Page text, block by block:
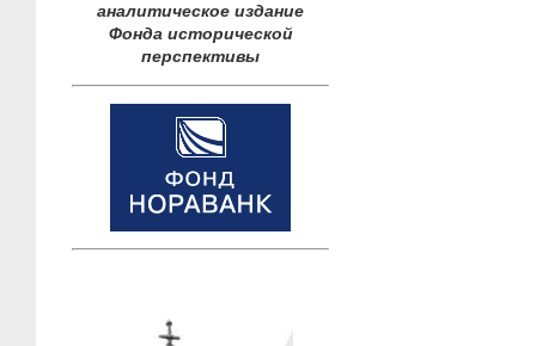
аналитическое издание
Фонда исторической
перспективы